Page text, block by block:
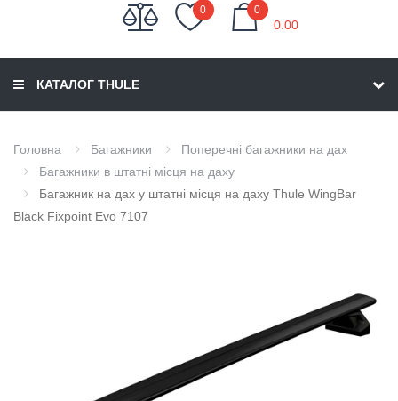
0 0
0.00
КАТАЛОГ THULE
Головна Багажники
Поперечні багажники на дах
Багажники в штатні місця на даху
Багажник на дах у штатні місця на даху Thule WingBar
Black Fixpoint Evo 7107